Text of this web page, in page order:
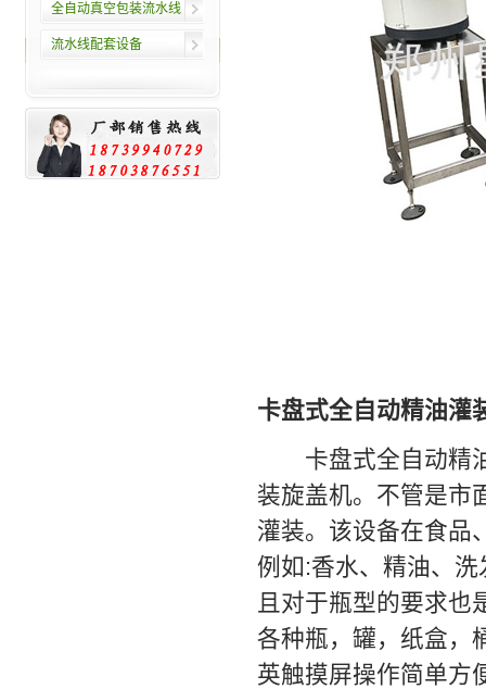
全自动真空包装流水线
流水线配套设备
卡盘式全自动精油灌
卡盘式全自动精油
装旋盖机。不管是市
灌装。该设备在食品
例如:香水、精油、
且对于瓶型的要求
各种瓶，罐，纸盒，
英触摸屏操作简单方